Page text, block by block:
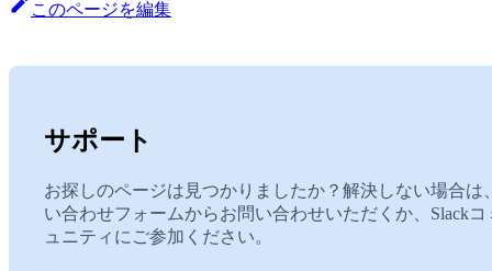
このページを編集
サポート
お探しのページは見つかりましたか？解決しない場合は
い合わせフォームからお問い合わせいただくか、Slackコ
ュニティにご参加ください。